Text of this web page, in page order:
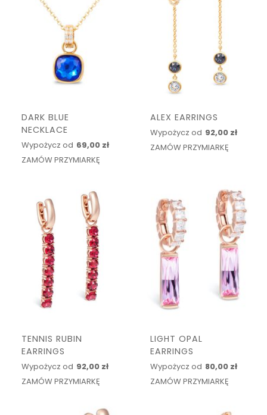
DARK BLUE
NECKLACE
Wypożycz od 69,00 zł
ZAMÓW PRZYMIARKĘ
ALEX EARRINGS
Wypożycz od 92,00 zł
ZAMÓW PRZYMIARKĘ
TENNIS RUBIN
EARRINGS
Wypożycz od 92,00 zł
ZAMÓW PRZYMIARKĘ
LIGHT OPAL
EARRINGS
Wypożycz od 80,00 zł
ZAMÓW PRZYMIARKĘ